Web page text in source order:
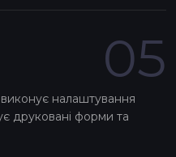
05
налаштування
друковані форми та